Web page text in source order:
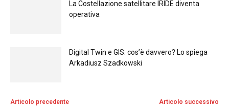
La Costellazione satellitare IRIDE diventa
operativa
Digital Twin e GIS: cos’è davvero? Lo spiega
Arkadiusz Szadkowski
Articolo precedente Articolo successivo